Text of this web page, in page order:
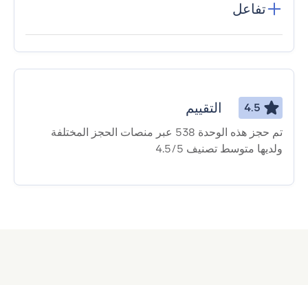
تفاعل
4.5 التقييم
تم حجز هذه الوحدة 538 عبر منصات الحجز المختلفة
ولديها متوسط ​​تصنيف 4.5/5